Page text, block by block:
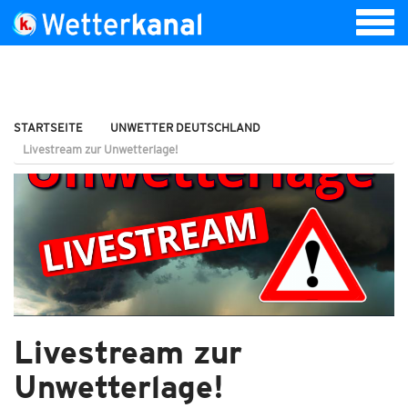
STARTSEITE
UNWETTER DEUTSCHLAND
Livestream zur Unwetterlage!
Livestream zur
Unwetterlage!